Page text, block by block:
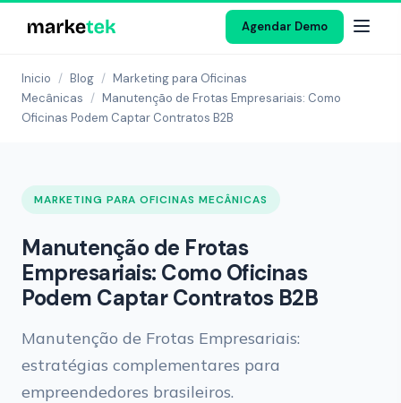
Agendar Demo
Inicio / Blog / Marketing para Oficinas
Mecânicas / Manutenção de Frotas Empresariais: Como
Oficinas Podem Captar Contratos B2B
MARKETING PARA OFICINAS MECÂNICAS
Manutenção de Frotas
Empresariais: Como Oficinas
Podem Captar Contratos B2B
Manutenção de Frotas Empresariais:
estratégias complementares para
empreendedores brasileiros.